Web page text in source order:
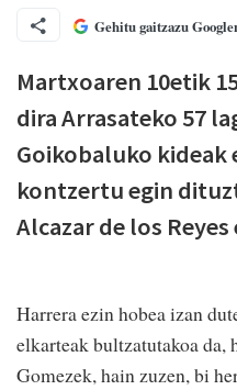
Gehitu gaitzazu
Martxoaren 10etik
dira Arrasateko 57
Goikobaluko kideak
kontzertu egin
Alcazar de los
Harrera ezin hobea izan
elkarteak bultzatutakoa da,
Gomezek, hain zuzen, bi